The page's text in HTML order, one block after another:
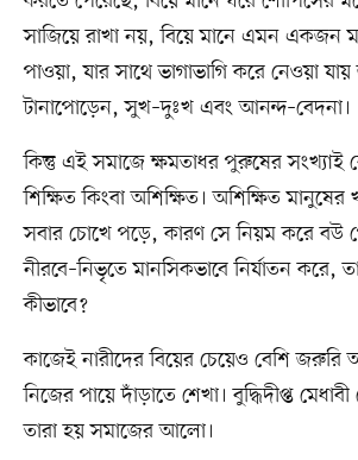
সাজিয়ে রাখা নয়, বিয়ে মানে এমন একজন
পাওয়া, যার সাথে ভাগাভাগি করে নেওয়া
টানাপোড়েন, সুখ–দুঃখ এবং আনন্দ–বেদনা।
কিন্তু এই সমাজে ক্ষমতাধর পুরুষের সংখ্যাই
শিক্ষিত কিংবা অশিক্ষিত। অশিক্ষিত
সবার চোখে পড়ে, কারণ সে নিয়ম করে বউ
নীরবে–নিভৃতে মানসিকভাবে নির্যাতন করে,
কীভাবে?
কাজেই নারীদের বিয়ের চেয়েও বেশি জরুরি
নিজের পায়ে দাঁড়াতে শেখা। বুদ্ধিদীপ্ত
তারা হয় সমাজের আলো।